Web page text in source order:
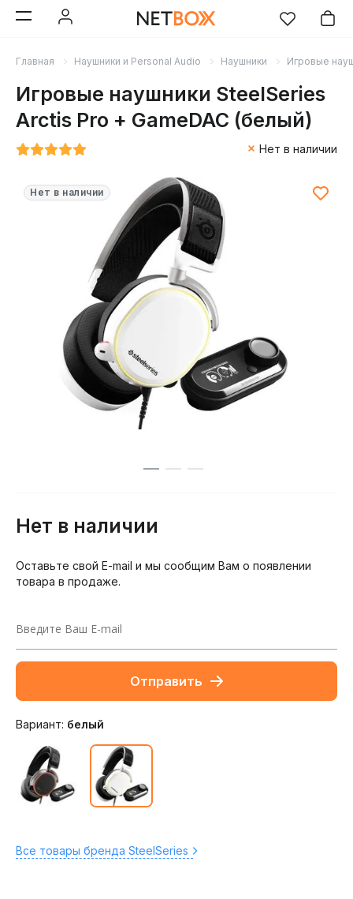
Главная Наушники и Personal Audio Наушники Игровые
Игровые наушники SteelSeries
Arctis Pro + GameDAC (белый)
Нет в наличии
Нет в наличии
Нет в наличии
Оставьте свой E-mail и мы сообщим Вам о появлении
товара в продаже.
Отправить
Вариант: белый
Все товары бренда SteelSeries